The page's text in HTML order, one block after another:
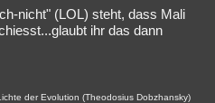
nicht" (LOL) steht, dass Mali
ihr das dann
der Evolution (Theodosius Dobzhansky)